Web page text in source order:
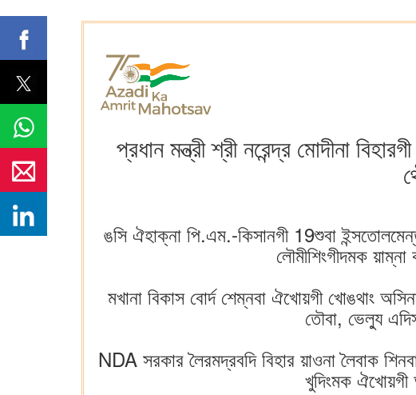
প্রধান মন্ত্রী শ্রী নরেন্দ্র মোদীনা
ঙসি ঐহাক্না পি.এম.-কিসানগী 19শুবা
লৌমীশিংগীদমক
মখানা বিকাস বোর্দ শেম্নবা ঐখোয়গী খোঙথাং
তৌবা, ভেল্যু
NDA সরকার লৈরমদ্রবদি বিহার য়াওনা লৈবাক
খুদিংমক ঐখোয়গী